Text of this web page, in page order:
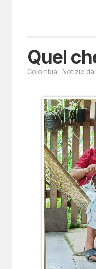
Quel
Colombia Notizie